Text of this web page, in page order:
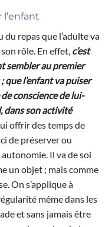
du repas que l’adulte va
rôle. En effet, c’est
sembler au premier
l’enfant va puiser
conscience de lui-
dans son activité
offrir des temps de
de préserver ou
Il va de soi
un objet ; mais comme
On s’applique à
même dans les
et sans jamais être